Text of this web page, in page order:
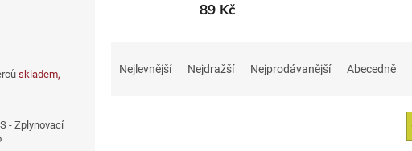
skladem,
- Zplynovací
89 Kč
Nejlevnější Nejdražší Nejprodávanější Abecedně